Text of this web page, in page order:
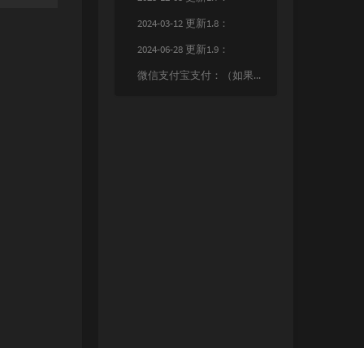
2024-03-12 更新1.8：
2024-06-28 更新1.9：
微信支付宝支付：（如果支付后遇到不显示的问题，请联系wx：Aburauru）